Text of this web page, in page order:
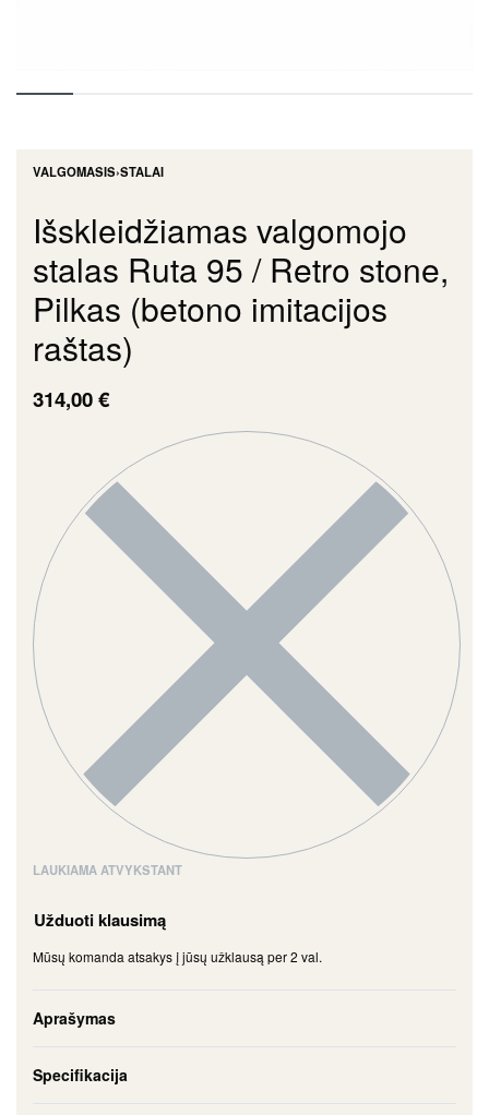
VALGOMASIS›STALAI
Išskleidžiamas valgomojo
stalas Ruta 95 / Retro stone,
Pilkas (betono imitacijos
raštas)
314,00€
LAUKIAMA ATVYKSTANT
Užduoti klausimą
Mūsų komanda atsakys į jūsų užklausą per 2 val.
Aprašymas
Specifikacija